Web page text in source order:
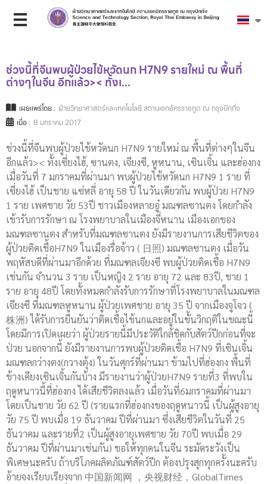
ช่วงนี้ที่จีนพบผู้ป่วยไข้หวัดนก H7N9 รายใหม่ ณ พื้นที่
ต่างๆในจีน อีกแล้ว>< ทั้งเ...
เผยแพร่โดย : ฝ่ายวิทยาศาสตร์และเทคโนโลยี สถานเอกอัครราชทูต ณ กรุงปักกิ่ง
เมื่อ : 8 มกราคม 2017
ช่วงนี้ที่จีนพบผู้ป่วยไข้หวัดนก H7N9 รายใหม่ ณ พื้นที่ต่างๆในจีน
อีกแล้ว>< ทั้งเซี่ยงไฮ้, ซานตง, เจียงซี, หูหนาน, เซินเจิ้น และฮ่องกง
เมื่อวันที่ 7 มกราคมที่ผ่านมา พบผู้ป่วยไข้หวัดนก H7N9 1 ราย ที่
เซี่ยงไฮ้ เป็นชาย แซ่หลี่ อายุ 58 ปี ในวันเดียวกัน พบผู้ป่วย H7N9
1 ราย เพศชาย วัย 53ปี ชาวเมืองหลายอู๋ มณฑลซานตง โดยกำลัง
เข้ารับการรักษา ณ โรงพยาบาลในเมืองจี่หนาน เมืองเอกของ
มณฑลซานตง สำหรับที่มณฑลซานตง ยังมีรายงานการเสียชีวิตของ
ผู้ป่วยติดเชื้อH7N9 ในเมืองรื่อจ้าว ( 日照) มณฑลซานตง เมื่อวัน
พฤหัสบดีที่ผ่านมาอีกด้วย ที่มณฑลเจียงซี พบผู้ป่วยติดเชื้อ H7N9
เช่นกัน จำนวน 3 ราย เป็นหญิง 2 ราย อายุ 72 และ 83ปี, ชาย 1
ราย อายุ 48ปี โดยทั้งหมดกำลังรับการรักษาที่โรงพยาบาลในมณฑล
เจียงซี ที่มณฑลหูหนาน ผู้ป่วยเพศชาย อายุ 35 ปี จากเมืองจูโจว (
株洲) ได้รับการยืนยันว่าติดเชื้อไข้นกและอยู่ในขั้นวิกฤติในขณะนี้
โดยมีการเปิดเผยว่า ผู้ป่วยรายนี้มีประวัติใกล้ชิดกับสัตว์ปีกก่อนที่จะ
ป่วย นอกจากนี้ ยังมีรายงานการพบผู้ป่วยติดเชื้อ H7N9 ที่เซินเจิ้น
มณฑลกว่างตง(กวางตุ้ง) ในวันศุกร์ที่ผ่านมา ข้ามไปที่ฮ่องกง พื้นที่
ข้างเคียงเซินเจิ้นกันบ้าง มีรายงานว่าผู้ป่วยH7N9 รายที่3 ที่พบใน
ฤดูหนาวนี้ที่ฮ่องกง ได้เสียชีวิตลงแล้ว เมื่อวันที่6มกราคมที่ผ่านมา
โดยเป็นชาย วัย 62 ปี (รายแรกที่ฮ่องกงของฤดูหนาวนี้ เป็นผู้สูงอายุ
วัย 75 ปี พบเมื่อ 19 ธันวาคม ปีที่ผ่านมา ซึ่งเสียชีวิตในวันที่ 25
ธันวาคม และรายที่2 เป็นผู้สูงอายุเพศชาย วัย 70ปี พบเมื่อ 29
ธันวาคม ปีที่ผ่านมาเช่นกัน) ขอให้ทุกคนในจีน ระมัดระวังเป็น
พิเศษนะครับ ถ้าบริโภคผลิตภัณฑ์สัตว์ปีก ต้องปรุงสุกทุกครั้งนะครับ
อ้ายจงเรียบเรียงจาก 中国新闻网 ，央视财经，GlobalTimes